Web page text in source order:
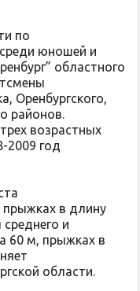
по
юношей и
областного
Оренбургского,
районов.
возрастных
2009 год
прыжках в длину
и
60 м, прыжках в
области.